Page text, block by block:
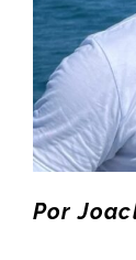
Por